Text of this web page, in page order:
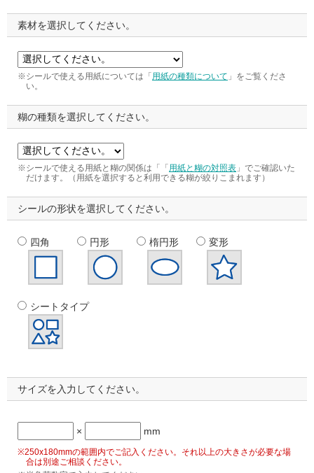
素材を選択してください。
※シールで使える用紙については「 用紙の種類について 」をご覧くださ
い。
糊の種類を選択してください。
※シールで使える用紙と糊の関係は「「 用紙と糊の対照表 」でご確認いた
だけます。（用紙を選択すると利用できる糊が絞りこまれます）
シールの形状を選択してください。
四角 円形 楕円形 変形
シートタイプ
サイズを入力してください。
× mm
※250x180mmの範囲内でご記入ください。それ以上の大きさが必要な場
合は別途ご相談ください。